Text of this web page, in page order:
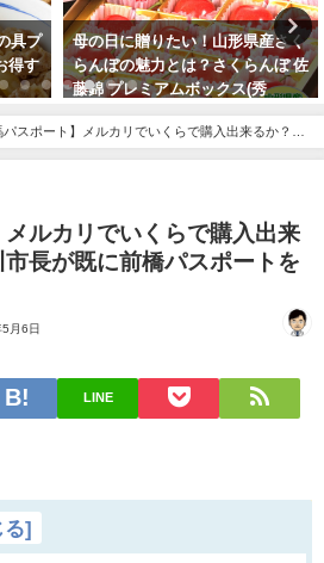
さく
ぼ 佐
無
【 鎧 甲冑】着用可能!! リアルな
戦国武将 ! 五月人形、子どもの
日、端午の節句、インテリア、イ
ベントに最適。武士の末裔の貴殿
に
パスポート】メルカリでいくらで購入出来るか？前
トを発行済み
メルカリでいくらで購入出来
長が既に前橋パスポートを
月6日
LINE
る]